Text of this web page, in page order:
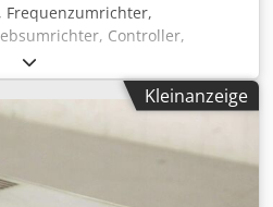
, Frequenzumrichter,
Controller,
Inverter Dcedpfxozkr Hns
Frequenzumrichter
16 -Typ: ATV16U29M2 -
240V - 50/60Hz -Ausgang: 3
200 Hz -Anzahl: 2x Umrichter
-Abmessung: 210/180/H145
Kleinanzeige